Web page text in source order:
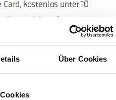
Über Cookies
Card, kostenlos unter 10
Dauer: 3 Stunden
Tre Cime